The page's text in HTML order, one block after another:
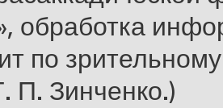
обработка
по
П. Зинченко.)